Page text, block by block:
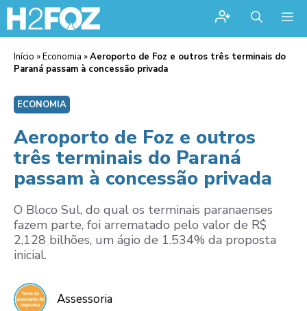
Início »Economia »Aeroporto de Foz e outros três terminais do
Paraná passam à concessão privada
ECONOMIA
Aeroporto de Foz e outros
três terminais do Paraná
passam à concessão privada
O Bloco Sul, do qual os terminais paranaenses
fazem parte, foi arrematado pelo valor de R$
2,128 bilhões, um ágio de 1.534% da proposta
inicial.
Assessoria